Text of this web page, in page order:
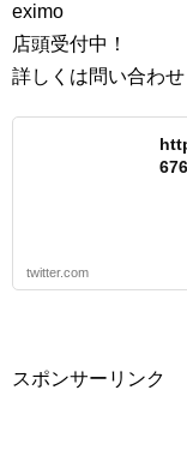
eximo
店頭受付中！
詳しくは問い合わ
twitter.com
スポンサーリンク